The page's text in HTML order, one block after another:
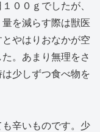
００ｇでしたが、
を減らす際は獣医
やはりおなかが空
。あまり無理をさ
少しずつ食べ物を
辛いものです。少